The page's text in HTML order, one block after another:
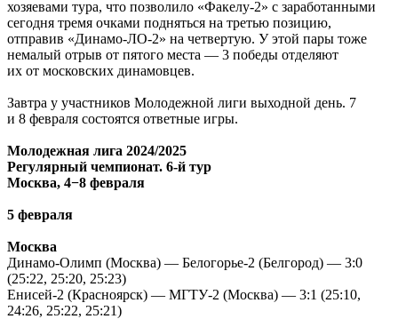
хозяевами тура, что позволило «Факелу-2» с заработанными
сегодня тремя очками подняться на третью позицию,
отправив «Динамо-ЛО-2» на четвертую. У этой пары тоже
немалый отрыв от пятого места — 3 победы отделяют
их от московских динамовцев.
Завтра у участников Молодежной лиги выходной день. 7
и 8 февраля состоятся ответные игры.
Молодежная лига 2024/2025
Регулярный чемпионат. 6-й тур
Москва, 4−8 февраля
5 февраля
Москва
Динамо-Олимп (Москва) — Белогорье-2 (Белгород) — 3:0
(25:22, 25:20, 25:23)
Енисей-2 (Красноярск) — МГТУ-2 (Москва) — 3:1 (25:10,
24:26, 25:22, 25:21)